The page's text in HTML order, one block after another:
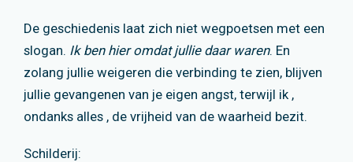
De geschiedenis laat zich niet wegpoetsen met een
slogan. Ik ben hier omdat jullie daar waren. En
zolang jullie weigeren die verbinding te zien, blijven
jullie gevangenen van je eigen angst, terwijl ik ,
ondanks alles , de vrijheid van de waarheid bezit.
Schilderij: